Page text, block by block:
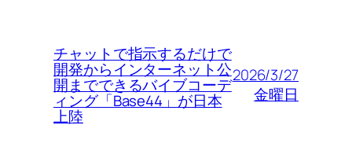
チャットで指示するだけで
開発からインターネット公
開までできるバイブコーデ
ィング「Base44」が日本
上陸
2026/3/27
金曜日